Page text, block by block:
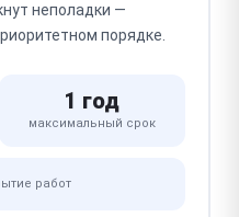
неполадки —
порядке.
1 год
максимальный срок
работ